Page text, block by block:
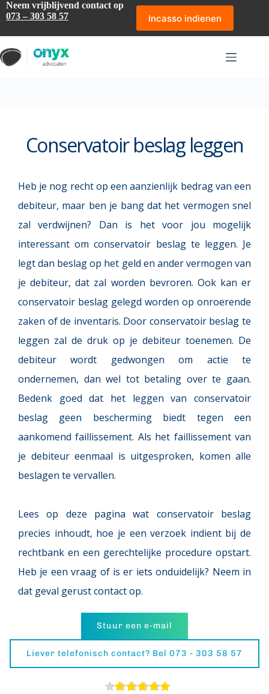
Ga
naar
inhoud
Neem vrijblijvend contact op
073 – 303 58 57
Incasso indienen
Conservatoir beslag leggen
Heb je nog recht op een aanzienlijk bedrag van een
debiteur, maar ben je bang dat het vermogen snel
zal verdwijnen? Dan is het voor jou mogelijk
interessant om conservatoir beslag te leggen. Je
legt dan beslag op het geld en ander vermogen van
je debiteur, dat zal worden bevroren. Ook kan er
conservatoir beslag gelegd worden op onroerende
zaken of de inventaris. Door conservatoir beslag te
leggen zal de druk op je debiteur toenemen. De
debiteur wordt gedwongen om actie te
ondernemen, dan wel tot betaling over te gaan.
Bedenk goed dat het leggen van conservatoir
beslag geen bescherming biedt tegen een
aankomend faillissement. Als het faillissement van
je debiteur eenmaal is uitgesproken, komen alle
beslagen te vervallen.
Lees op deze pagina wat conservatoir beslag
precies inhoudt, hoe je een verzoek indient bij de
rechtbank en een gerechtelijke procedure opstart.
Heb je een vraag of is er iets onduidelijk? Neem in
dat geval gerust contact op.
Stuur een e-mail
Liever telefonisch contact? Bel 073 - 303 58 57